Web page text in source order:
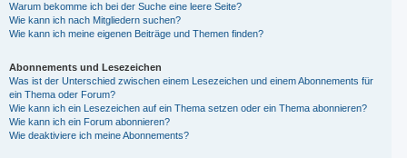
Warum bekomme ich bei der Suche eine leere Seite?
Wie kann ich nach Mitgliedern suchen?
Wie kann ich meine eigenen Beiträge und Themen finden?
Abonnements und Lesezeichen
Was ist der Unterschied zwischen einem Lesezeichen und einem Abonnements für
ein Thema oder Forum?
Wie kann ich ein Lesezeichen auf ein Thema setzen oder ein Thema abonnieren?
Wie kann ich ein Forum abonnieren?
Wie deaktiviere ich meine Abonnements?